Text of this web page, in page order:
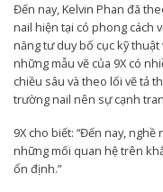
Đến nay, Kelvin Phan đã
nail hiện tại có phong cách
năng tư duy bố cục kỹ
những mẫu vẽ của 9X có
chiều sâu và theo lối vẽ tả
trường nail nên sự cạnh
9X cho biết: “Đến nay,
những mối quan hệ trên
ổn định.”